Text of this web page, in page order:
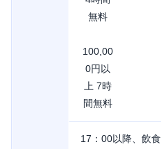
無料
100,00
0円以
上 7時
間無料
17：00以降、飲